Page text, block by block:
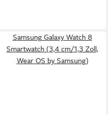
Samsung Galaxy Watch 8
Smartwatch (3,4 cm/1,3 Zoll,
Wear OS by Samsung)